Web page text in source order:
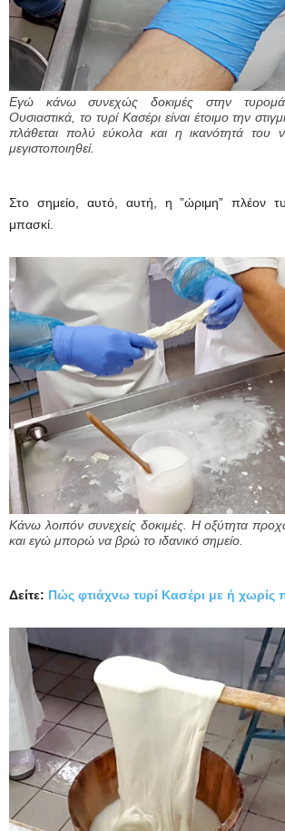
Εγώ κάνω συνεχώς δοκιμές στην
Ουσιαστικά, το τυρί Κασέρι είναι έτοιμο την
πλάθεται πολύ εύκολα και η ικανότητά του
μεγιστοποιηθεί.
Στο σημείο, αυτό, αυτή, η ”ώριμη” πλέον
μπασκί.
Κάνω λοιπόν συνεχείς δοκιμές. Η οξύτητα
και εγώ μπορώ να βρώ το ιδανικό σημείο.
Δείτε: Πώς φτιάχνω τυρί Κασέρι με ή χωρίς